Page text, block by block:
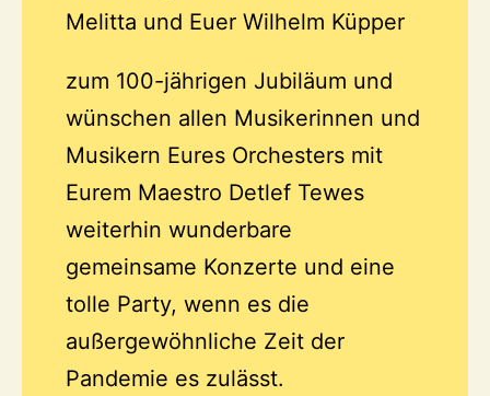
Melitta und Euer Wilhelm Küpper
zum 100-jährigen Jubiläum und
wünschen allen Musikerinnen und
Musikern Eures Orchesters mit
Eurem Maestro Detlef Tewes
weiterhin wunderbare
gemeinsame Konzerte und eine
tolle Party, wenn es die
außergewöhnliche Zeit der
Pandemie es zulässt.